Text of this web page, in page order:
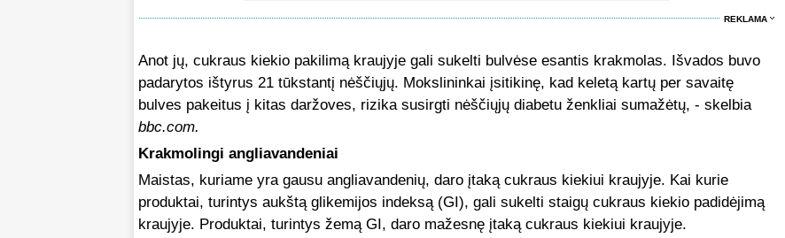
REKLAMA
Anot jų, cukraus kiekio pakilimą kraujyje gali sukelti bulvėse esantis krakmolas. Išvados buvo
padarytos ištyrus 21 tūkstantį nėščiųjų. Mokslininkai įsitikinę, kad keletą kartų per savaitę
bulves pakeitus į kitas daržoves, rizika susirgti nėščiųjų diabetu ženkliai sumažėtų, - skelbia
bbc.com.
Krakmolingi angliavandeniai
Maistas, kuriame yra gausu angliavandenių, daro įtaką cukraus kiekiui kraujyje. Kai kurie
produktai, turintys aukštą glikemijos indeksą (GI), gali sukelti staigų cukraus kiekio padidėjimą
kraujyje. Produktai, turintys žemą GI, daro mažesnę įtaką cukraus kiekiui kraujyje.